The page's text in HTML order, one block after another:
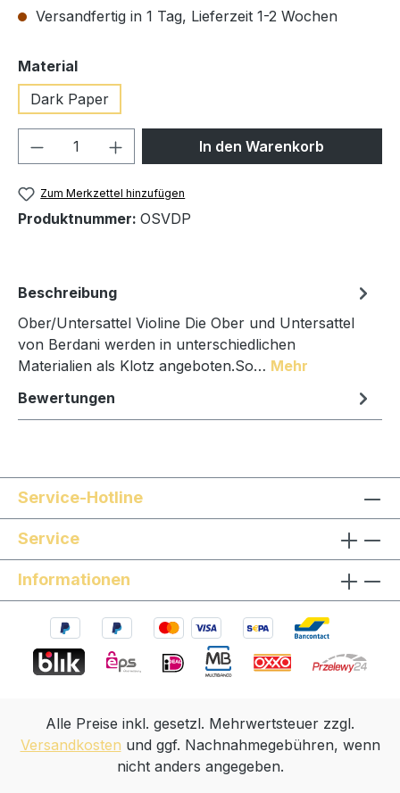
Versandfertig in 1 Tag, Lieferzeit 1-2 Wochen
Materialauswählen
Dark Paper
Produkt Anzahl: Gib denIn den Warenkorb
Zum Merkzettel hinzufügen
Produktnummer: OSVDP
Beschreibung
Ober/Untersattel Violine Die Ober und Untersattel
von Berdani werden in unterschiedlichen
Materialien als Klotz angeboten.So… Mehr
Bewertungen
Service-Hotline
Service
Informationen
Alle Preise inkl. gesetzl. Mehrwertsteuer zzgl.
Versandkosten und ggf. Nachnahmegebühren, wenn
nicht anders angegeben.